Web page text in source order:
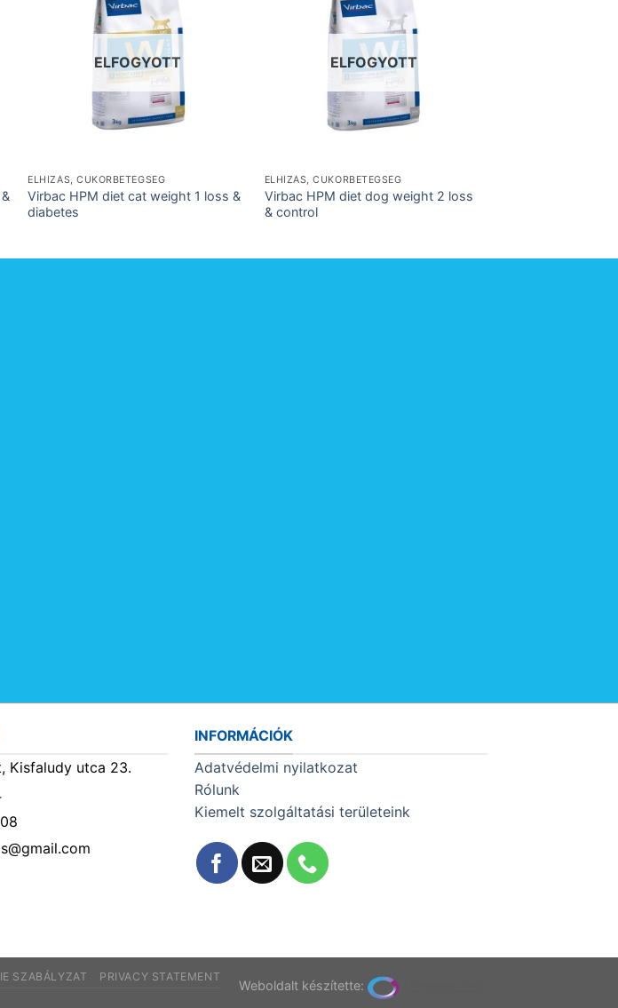
ELFOGYOTT
ELHÍZÁS, CUKORBETEGSÉG
Virbac HPM diet cat weight 1 loss &
diabetes
ELFOGYOTT
ELHÍZÁS, CUKORBETEGSÉG
Virbac HPM diet dog weight 2 loss
& control
Kisfaludy utca 23.
INFORMÁCIÓK
Adatvédelmi nyilatkozat
Rólunk
Kiemelt szolgáltatási területeink
Weboldalt készítette:
SZABÁLYZAT PRIVACY STATEMENT